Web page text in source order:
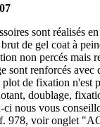
sont réalisés
de gel coat à
non percés mais
sont renforcés avec
de fixation n'est
doublage,
nous vous
978, voir onglet